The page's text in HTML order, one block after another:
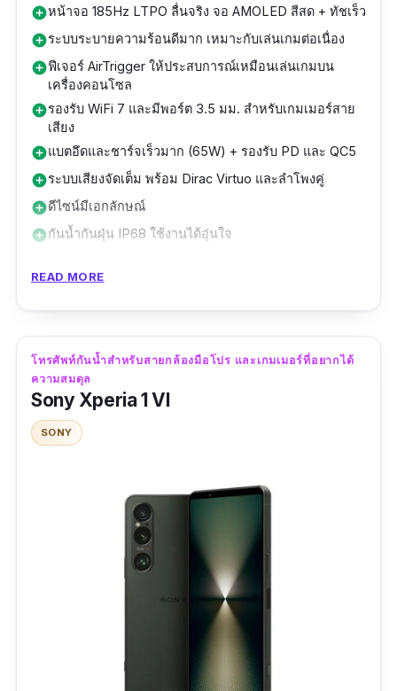
add_circleหน้าจอ 185Hz LTPO ลื่นจริง จอ AMOLED สีสด + ทัชเร็ว
add_circleระบบระบายความร้อนดีมาก เหมาะกับเล่นเกมต่อเนื่อง
add_circleฟีเจอร์ AirTrigger ให้ประสบการณ์เหมือนเล่นเกมบน
เครื่องคอนโซล
add_circleรองรับ WiFi 7 และมีพอร์ต 3.5 มม. สำหรับเกมเมอร์สาย
เสียง
add_circleแบตอึดและชาร์จเร็วมาก (65W) + รองรับ PD และ QC5
add_circleระบบเสียงจัดเต็ม พร้อม Dirac Virtuo และลำโพงคู่
add_circleดีไซน์มีเอกลักษณ์
add_circleกันน้ำกันฝุ่น IP68 ใช้งานได้อุ่นใจ
ROG Phone 9 Pro คือโทรศัพท์มือถือกันน้ำที่
ออกแบบมาเพื่อตอบโจทย์เกมเมอร์มือโปรโดย
เฉพาะ ไม่ใช่แค่แรง แต่ยังอึด ทน และลุยได้ทุก
สถานการณ์ มาพร้อมมาตรฐานกันน้ำกันฝุ่นระดับ
RAM สูงสุดถึง 24GB ช่วยให้เล่นเกมได้ลื่นสุดแบบ
ไม่สะดุดแม้ปรับกราฟิกสูงสุด
หน้าจอ AMOLED 6.78” รองรับ Refresh Rate สูง
ถึง 185Hz ให้การตอบสนองรวดเร็วและแม่นยำ
พิเศษ เหมาะกับเกม FPS และ MOBA ระบบระบาย
ความร้อนระดับโปร ROG Cryo Chamber 2.0
ป้องกันความร้อนสะสมขณะเล่นเกมยาว ๆ
READ MORE
โทรศัพท์กันน้ำสำหรับสายกล้องมือโปร และเกมเมอร์ที่อยากได้
ความสมดุล
Sony Xperia 1 VI
SONY